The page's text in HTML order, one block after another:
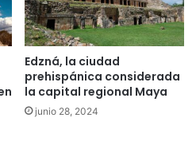
Edzná, la ciudad
prehispánica considerada
la capital regional Maya
junio 28, 2024